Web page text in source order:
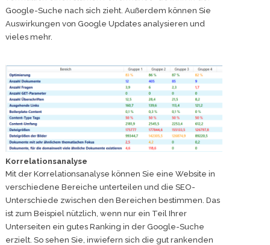
Google-Suche nach sich zieht. Außerdem können Sie
Auswirkungen von Google Updates analysieren und
vieles mehr.
Korrelationsanalyse
Mit der Korrelationsanalyse können Sie eine Website in
verschiedene Bereiche unterteilen und die SEO-
Unterschiede zwischen den Bereichen bestimmen. Das
ist zum Beispiel nützlich, wenn nur ein Teil Ihrer
Unterseiten ein gutes Ranking in der Google-Suche
erzielt. So sehen Sie, inwiefern sich die gut rankenden